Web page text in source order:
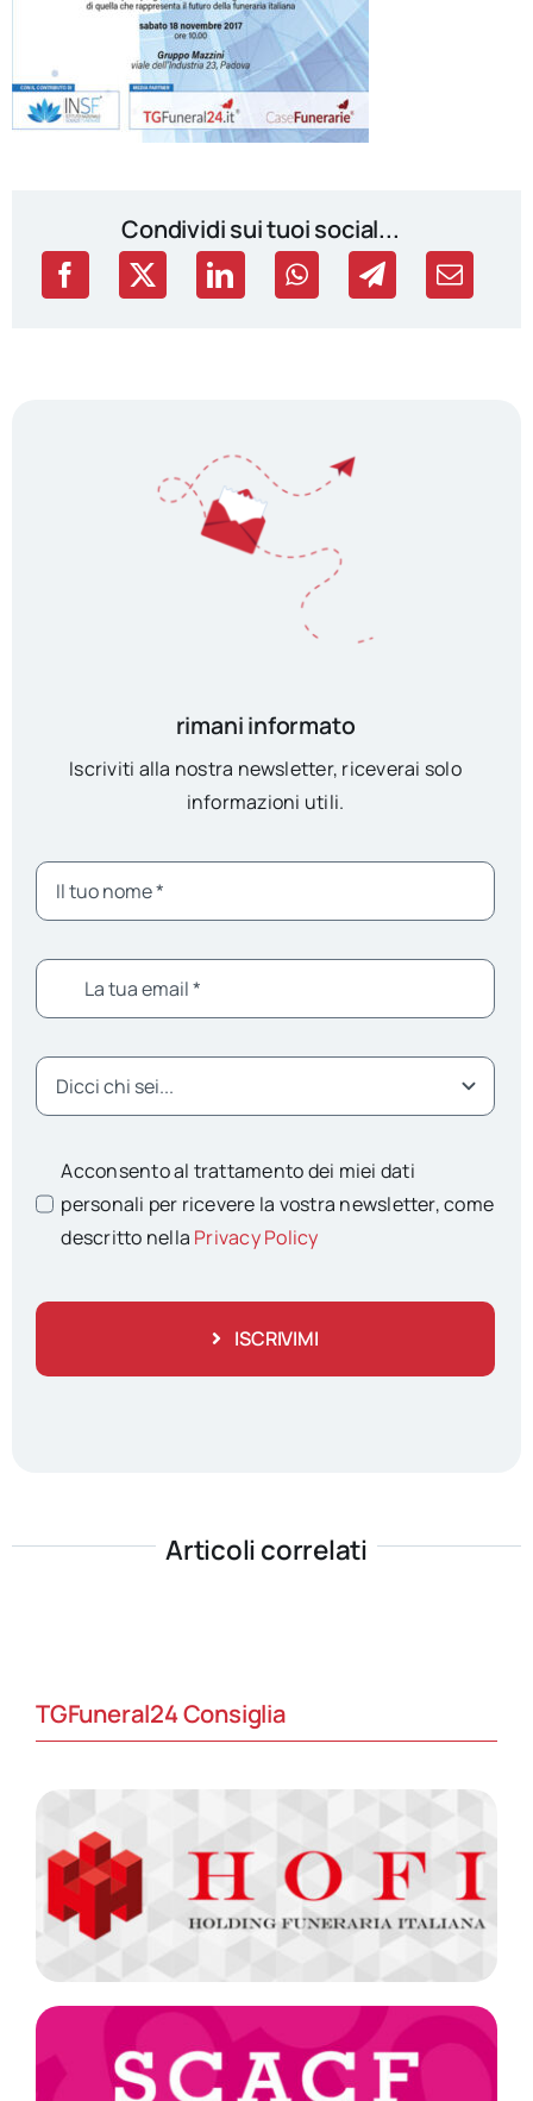
Condividi sui tuoi social...
rimani informato
Iscriviti alla nostra newsletter, riceverai solo
informazioni utili.
Acconsento al trattamento dei miei dati
personali per ricevere la vostra newsletter, come
descritto nella Privacy Policy
ISCRIVIMI
Articoli correlati
TGFuneral24 Consiglia